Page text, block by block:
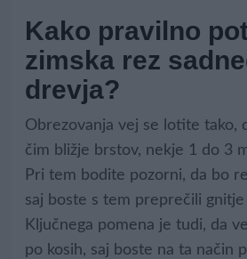
Kako pravilno
zimska rez
drevja?
Obrezovanja vej se lotite tako,
čim bližje brstov, nekje 1 do 3
Pri tem bodite pozorni, da bo
saj boste s tem preprečili
Ključnega pomena je tudi, da
po kosih, saj boste na ta način